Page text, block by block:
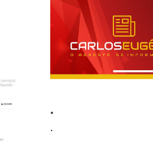
.
.